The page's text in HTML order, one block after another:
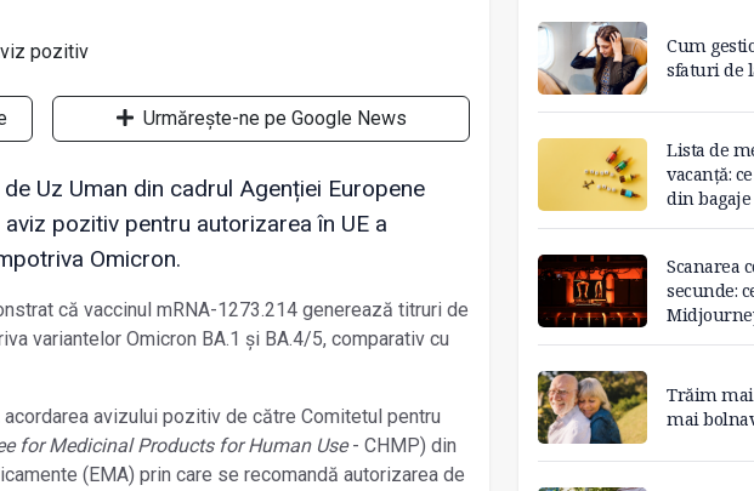
Urmărește-ne pe Google News
Uz Uman din cadrul Agenției Europene
pozitiv pentru autorizarea în UE a
Omicron.
că vaccinul mRNA-1273.214 generează titruri de
variantelor Omicron BA.1 şi BA.4/5, comparativ cu
avizului pozitiv de către Comitetul pentru
for Medicinal Products for Human Use- CHMP) din
(EMA) prin care se recomandă autorizarea de
Cum
sfaturi de
Lista de
vacanță:
din bagaje
Scanarea
secunde:
Trăim
mai